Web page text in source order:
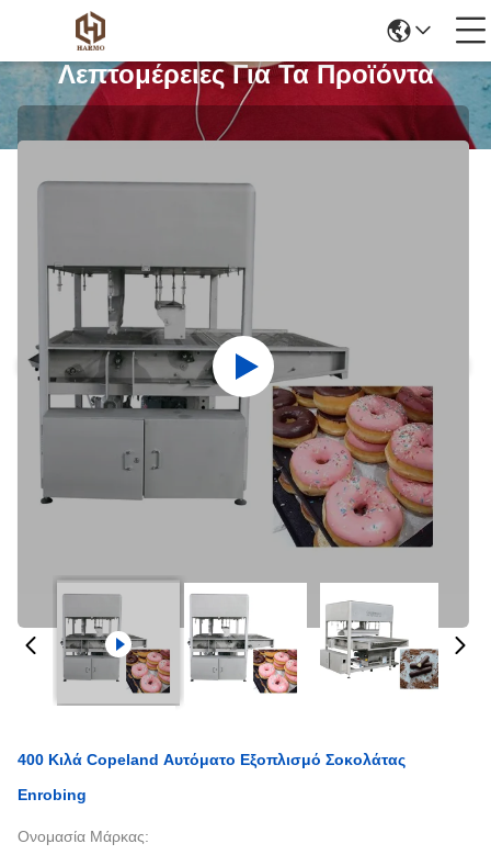
Λεπτομέρειες Για Τα Προϊόντα
400 Κιλά Copeland Αυτόματο Εξοπλισμό Σοκολάτας
Enrobing
Ονομασία Μάρκας: